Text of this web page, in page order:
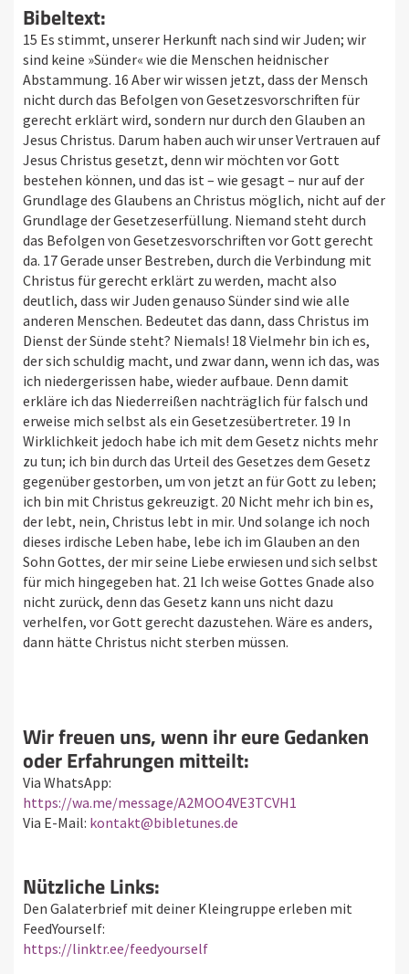
Bibeltext:
15 Es stimmt, unserer Herkunft nach sind wir Juden; wir
sind keine »Sünder« wie die Menschen heidnischer
Abstammung. 16 Aber wir wissen jetzt, dass der Mensch
nicht durch das Befolgen von Gesetzesvorschriften für
gerecht erklärt wird, sondern nur durch den Glauben an
Jesus Christus. Darum haben auch wir unser Vertrauen auf
Jesus Christus gesetzt, denn wir möchten vor Gott
bestehen können, und das ist – wie gesagt – nur auf der
Grundlage des Glaubens an Christus möglich, nicht auf der
Grundlage der Gesetzeserfüllung. Niemand steht durch
das Befolgen von Gesetzesvorschriften vor Gott gerecht
da. 17 Gerade unser Bestreben, durch die Verbindung mit
Christus für gerecht erklärt zu werden, macht also
deutlich, dass wir Juden genauso Sünder sind wie alle
anderen Menschen. Bedeutet das dann, dass Christus im
Dienst der Sünde steht? Niemals! 18 Vielmehr bin ich es,
der sich schuldig macht, und zwar dann, wenn ich das, was
ich niedergerissen habe, wieder aufbaue. Denn damit
erkläre ich das Niederreißen nachträglich für falsch und
erweise mich selbst als ein Gesetzesübertreter. 19 In
Wirklichkeit jedoch habe ich mit dem Gesetz nichts mehr
zu tun; ich bin durch das Urteil des Gesetzes dem Gesetz
gegenüber gestorben, um von jetzt an für Gott zu leben;
ich bin mit Christus gekreuzigt. 20 Nicht mehr ich bin es,
der lebt, nein, Christus lebt in mir. Und solange ich noch
dieses irdische Leben habe, lebe ich im Glauben an den
Sohn Gottes, der mir seine Liebe erwiesen und sich selbst
für mich hingegeben hat. 21 Ich weise Gottes Gnade also
nicht zurück, denn das Gesetz kann uns nicht dazu
verhelfen, vor Gott gerecht dazustehen. Wäre es anders,
dann hätte Christus nicht sterben müssen.
Wir freuen uns, wenn ihr eure Gedanken
oder Erfahrungen mitteilt:
Via WhatsApp:
https://wa.me/message/A2MOO4VE3TCVH1
Via E-Mail: kontakt@bibletunes.de
Nützliche Links:
Den Galaterbrief mit deiner Kleingruppe erleben mit
FeedYourself:
https://linktr.ee/feedyourself